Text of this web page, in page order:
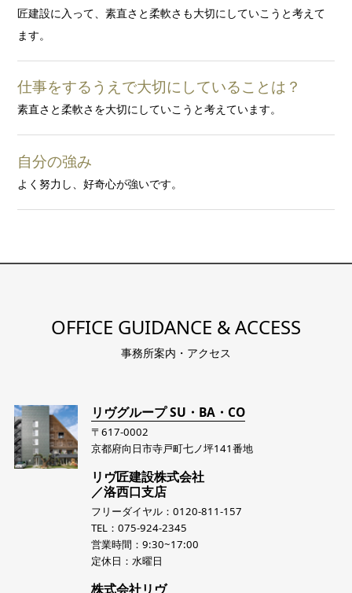
匠建設に入って、素直さと柔軟さも大切にしていこうと考えて
ます。
仕事をするうえで大切にしていることは？
素直さと柔軟さを大切にしていこうと考えています。
自分の強み
よく努力し、好奇心が強いです。
OFFICE GUIDANCE & ACCESS
事務所案内・アクセス
リヴグループ SU・BA・CO
〒617-0002
京都府向日市寺戸町七ノ坪141番地
リヴ匠建設株式会社
／洛西口支店
フリーダイヤル：0120-811-157
TEL：075-924-2345
営業時間：9:30~17:00
定休日：水曜日
株式会社リヴ